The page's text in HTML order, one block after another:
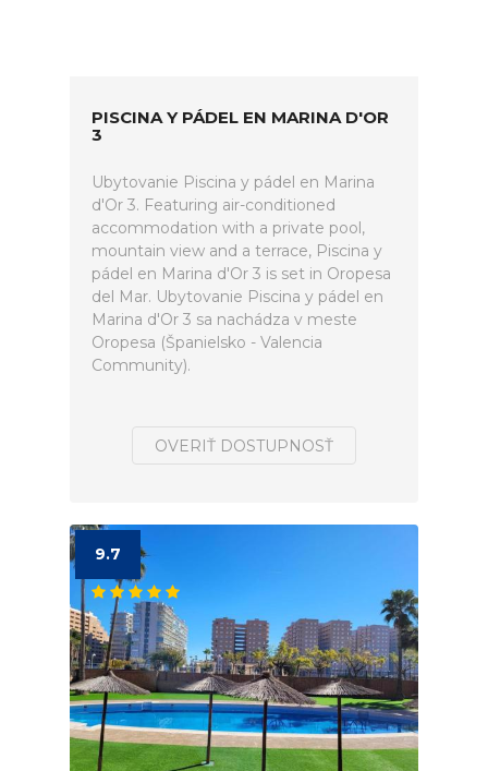
PISCINA Y PÁDEL EN MARINA D'OR
3
Ubytovanie Piscina y pádel en Marina
d'Or 3. Featuring air-conditioned
accommodation with a private pool,
mountain view and a terrace, Piscina y
pádel en Marina d'Or 3 is set in Oropesa
del Mar. Ubytovanie Piscina y pádel en
Marina d'Or 3 sa nachádza v meste
Oropesa (Španielsko - Valencia
Community).
OVERIŤ DOSTUPNOSŤ
9.7